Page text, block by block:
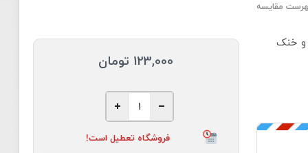
مقایسه
و خنک
123,000 تومان
فروشگاه تعطیل است!